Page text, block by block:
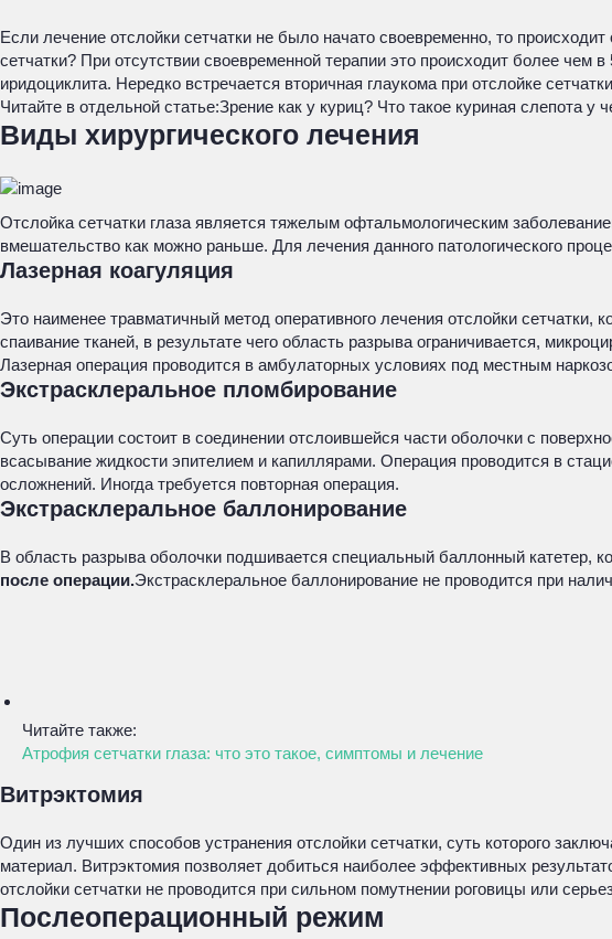
Если лечение отслойки сетчатки не было начато своевременно, то
сетчатки? При отсутствии своевременной терапии это происходит более чем
иридоциклита. Нередко встречается вторичная глаукома при отслойке
Читайте в отдельной статье:Зрение как у куриц? Что такое куриная слепота у
Виды хирургического лечения
Отслойка сетчатки глаза является тяжелым офтальмологическим
вмешательство как можно раньше. Для лечения данного патологического
Лазерная коагуляция
Это наименее травматичный метод оперативного лечения отслойки
спаивание тканей, в результате чего область разрыва ограничивается,
Лазерная операция проводится в амбулаторных условиях под местным
Экстрасклеральное пломбирование
Суть операции состоит в соединении отслоившейся части оболочки с
всасывание жидкости эпителием и капиллярами. Операция проводится в
осложнений. Иногда требуется повторная операция.
Экстрасклеральное баллонирование
В область разрыва оболочки подшивается специальный баллонный катетер,
после операции.Экстрасклеральное баллонирование не проводится при
Читайте также:
Атрофия сетчатки глаза: что это такое, симптомы и лечение
Витрэктомия
Один из лучших способов устранения отслойки сетчатки, суть которого
материал. Витрэктомия позволяет добиться наиболее эффективных
отслойки сетчатки не проводится при сильном помутнении роговицы или
Послеоперационный режим